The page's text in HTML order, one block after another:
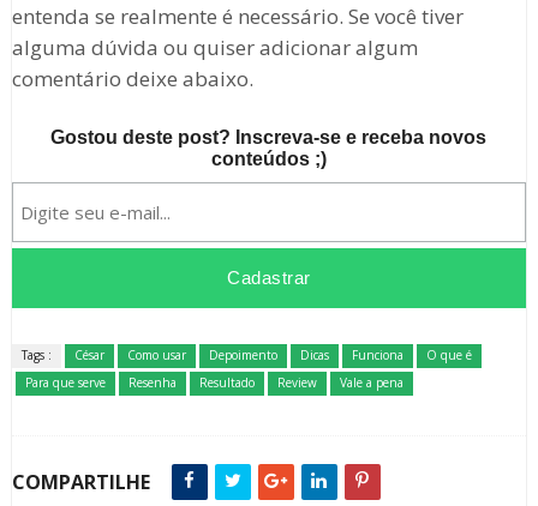
entenda se realmente é necessário. Se você tiver
alguma dúvida ou quiser adicionar algum
comentário deixe abaixo.
Gostou deste post? Inscreva-se e receba novos
conteúdos ;)
Tags : César Como usar Depoimento Dicas Funciona
O que é
Para que serve
Resenha Resultado Review Vale a pena
COMPARTILHE